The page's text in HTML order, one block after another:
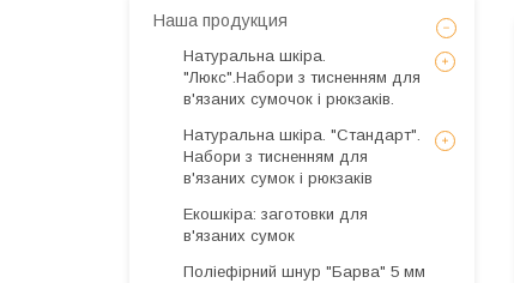
Наша продукция
Натуральна шкіра.
"Люкс".Набори з тисненням для
в'язаних сумочок і рюкзаків.
Натуральна шкіра. "Стандарт".
Набори з тисненням для
в'язаних сумок і рюкзаків
Екошкіра: заготовки для
в'язаних сумок
Поліефірний шнур "Барва" 5 мм